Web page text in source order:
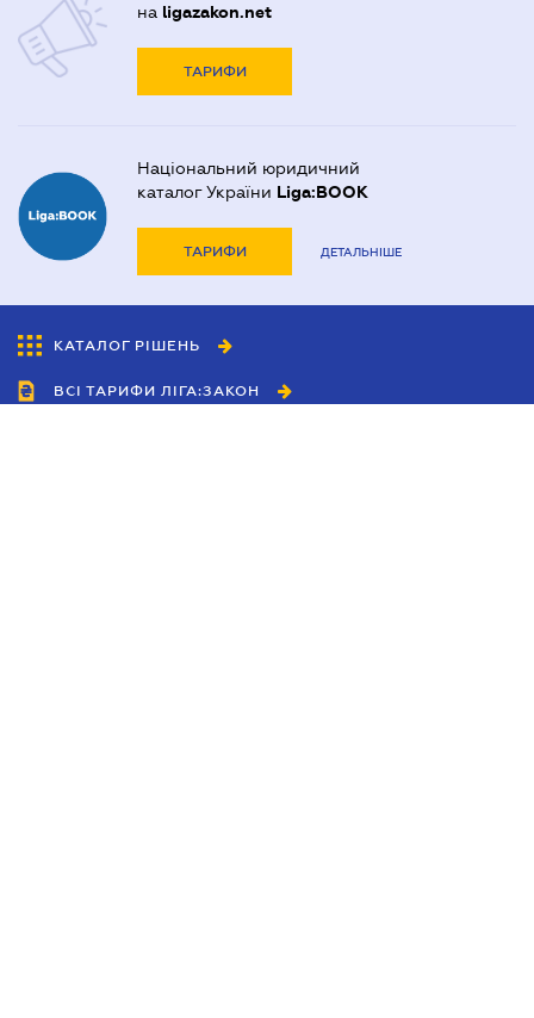
на ligazakon.net
ТАРИФИ
Національний юридичний
каталог України Liga:BOOK
ТАРИФИ ДЕТАЛЬНІШЕ
КАТАЛОГ РІШЕНЬ
ВСІ ТАРИФИ ЛІГА:ЗАКОН